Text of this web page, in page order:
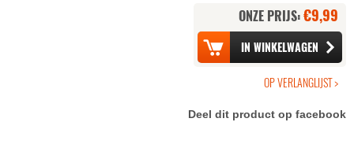
ONZE PRIJS:€9,99
Deel dit product op facebook